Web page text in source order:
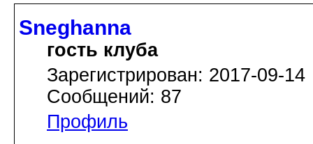
Sneghanna
гость клуба
Зарегистрирован: 2017-09-14
Сообщений: 87
Профиль